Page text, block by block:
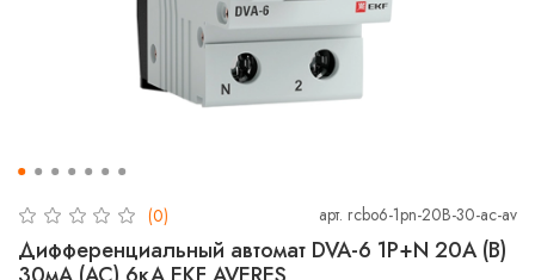
(0) арт. rcbo6-1pn-20B-30-ac-av
Дифференциальный автомат DVA-6 1P+N 20А (B)